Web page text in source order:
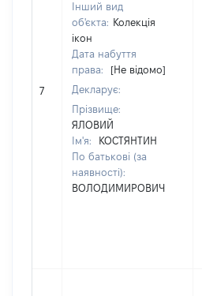
7
Інший вид
об'єкта: Колекція
ікон
Дата набуття
права:
[Не відомо]
Декларує:
Прізвище:
ЯЛОВИЙ
Ім'я:
КОСТЯНТИН
По батькові (за
наявності):
ВОЛОДИМИРОВИЧ